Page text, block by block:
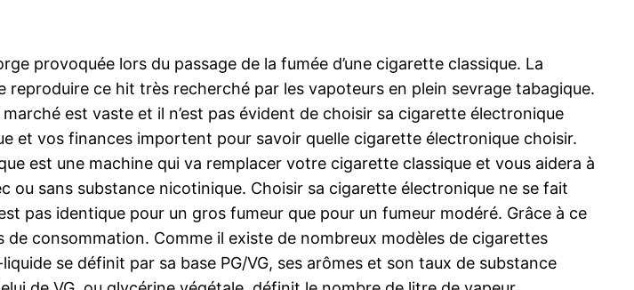
provoquée lors du passage de la fumée d’une cigarette classique. La
ce hit très recherché par les vapoteurs en plein sevrage tabagique.
est vaste et il n’est pas évident de choisir sa cigarette électronique
et vos finances importent pour savoir quelle cigarette électronique choisir.
est une machine qui va remplacer votre cigarette classique et vous aidera à
sans substance nicotinique. Choisir sa cigarette électronique ne se fait
pas identique pour un gros fumeur que pour un fumeur modéré. Grâce à ce
consommation. Comme il existe de nombreux modèles de cigarettes
se définit par sa base PG/VG, ses arômes et son taux de substance